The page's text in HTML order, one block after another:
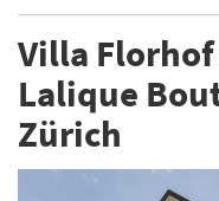
Villa
Lalique
Zürich